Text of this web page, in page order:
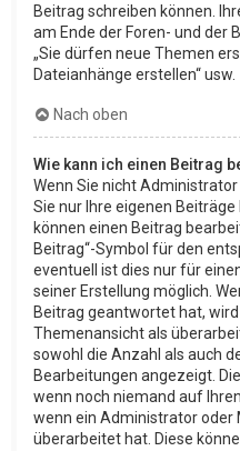
Beitrag schreiben können.
am Ende der Foren- und der
„Sie dürfen neue Themen
Dateianhänge erstellen“ usw.
Nach oben
Wie kann ich einen Beitrag
Wenn Sie nicht
Sie nur Ihre eigenen
können einen Beitrag
Beitrag“-Symbol für den
eventuell ist dies nur für
seiner Erstellung möglich.
Beitrag geantwortet hat,
Themenansicht als
sowohl die Anzahl als auch
Bearbeitungen angezeigt.
wenn noch niemand auf
wenn ein Administrator oder
überarbeitet hat. Diese